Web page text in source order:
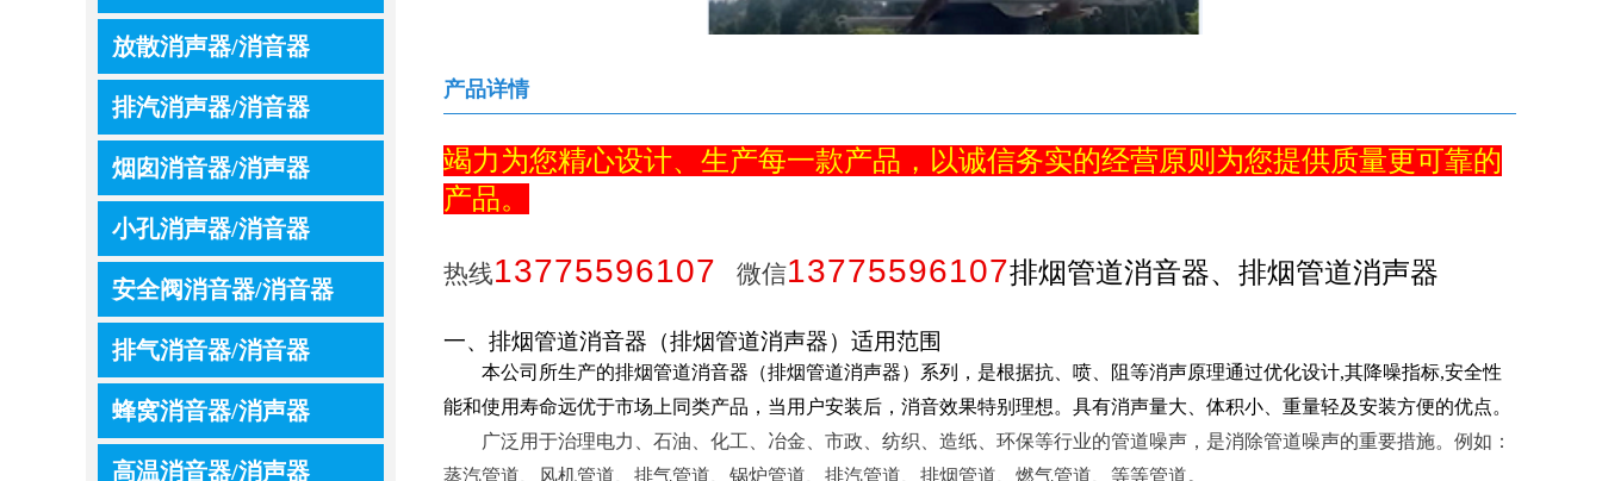
竭力为您精心设计、生产每一款产品，以诚信务实的经营原则为您提供质量更可靠的
产品。
热线13775596107 微信13775596107排烟管道消音器、排烟管道消声器
一、排烟管道消音器（排烟管道消声器）适用范围
本公司所生产的排烟管道消音器（排烟管道消声器）系列，是根据抗、喷、阻等消声原理通过优化设计,其降噪指标,安全性
能和使用寿命远优于市场上同类产品，当用户安装后，消音效果特别理想。具有消声量大、体积小、重量轻及安装方便的优点。
广泛用于治理电力、石油、化工、冶金、市政、纺织、造纸、环保等行业的管道噪声，是消除管道噪声的重要措施。例如：
蒸汽管道、风机管道、排气管道、锅炉管道、排汽管道、排烟管道、燃气管道、等等管道。
产品详情
放散消声器/消音器
排汽消声器/消音器
烟囱消音器/消声器
小孔消声器/消音器
安全阀消音器/消音器
排气消音器/消音器
蜂窝消音器/消声器
高温消音器/消声器